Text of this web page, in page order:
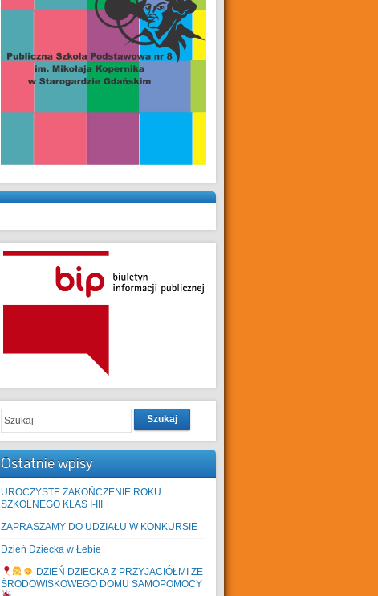
Szukaj
Ostatnie wpisy
UROCZYSTE ZAKOŃCZENIE ROKU
SZKOLNEGO KLAS I-III
ZAPRASZAMY DO UDZIAŁU W KONKURSIE
Dzień Dziecka w Łebie
DZIEŃ DZIECKA Z PRZYJACIÓŁMI ZE
ŚRODOWISKOWEGO DOMU SAMOPOMOCY